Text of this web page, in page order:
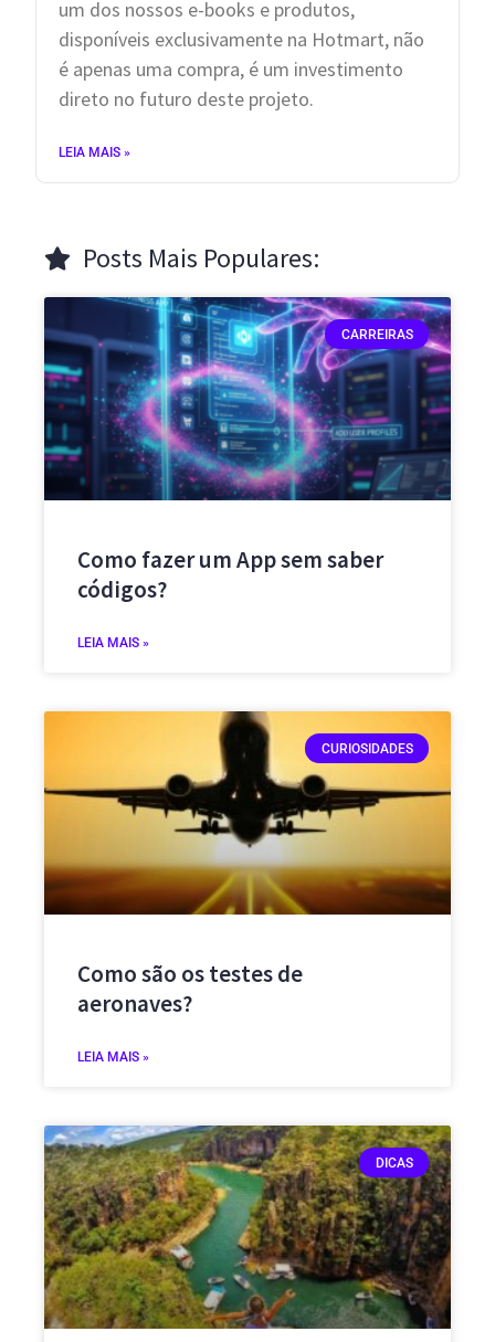
um dos nossos e-books e produtos,
disponíveis exclusivamente na Hotmart, não
é apenas uma compra, é um investimento
direto no futuro deste projeto.
LEIA MAIS »
Posts Mais Populares:
CARREIRAS
Como fazer um App sem saber
códigos?
LEIA MAIS »
CURIOSIDADES
Como são os testes de
aeronaves?
LEIA MAIS »
DICAS